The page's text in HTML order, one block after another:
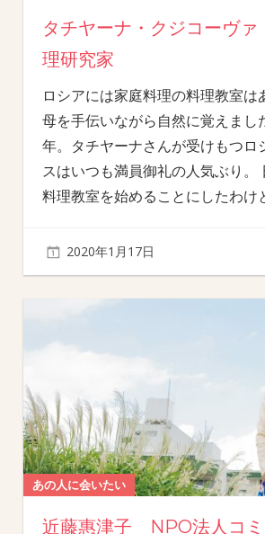
タチヤーナ・クジコーヴ
理研究家
ロシアには家庭料理の料理教室は
母を手伝いながら自然に覚えまし
年。タチヤーナさんが受けもつロ
スはいつも満員御礼の人気ぶり。
料理教室を始めることにしたわけ
2020年1月17日
あの人に会いたい
近藤惠津子 NPO法人コミ